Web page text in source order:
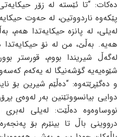
ده‌کات: “تا ئێسته‌ له‌ زۆر
پێکه‌وه‌ ناردووتین، له‌ حه‌وت
له‌یلی، له‌ پانزه‌ حیکایه‌تدا هه‌م،
هه‌یه‌. به‌ڵێ، من له‌ نۆ حیکایه‌تدا
شێوه‌یه‌یه‌ گۆشه‌نیگا له‌ یه‌که‌م
و ده‌گێڕێته‌وه‌: “ده‌ڵێم شیرین بۆ
دوایی بیانسووتێنین به‌ر له‌وه‌ی
نووساوه‌وه‌ ده‌ڵێت: له‌یلی
درووینی باڵ تا بینێرم بۆ